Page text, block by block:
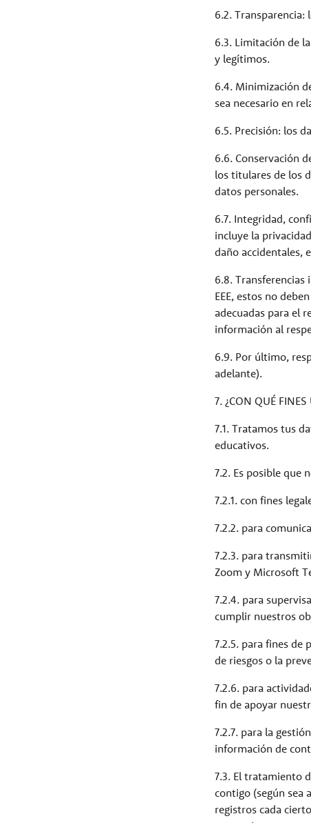
6.2.
6.3. Limitación de
y legítimos.
6.4. Minimización
sea necesario en
6.5. Precisión: los
6.6. Conservación
los titulares de los
datos personales.
6.7. Integridad,
incluye la
daño accidentales,
6.8. Transferencias
EEE, estos no
adecuadas para el
información al
6.9. Por último,
adelante).
7. ¿CON QUÉ
7.1. Tratamos tus
educativos.
7.2. Es posible que
7.2.1. con fines
7.2.2. para
7.2.3. para
Zoom y Microsoft
7.2.4. para
cumplir nuestros
7.2.5. para fines de
de riesgos o la
7.2.6. para
fin de apoyar
7.2.7. para la
información de
7.3. El tratamiento
contigo (según sea
registros cada